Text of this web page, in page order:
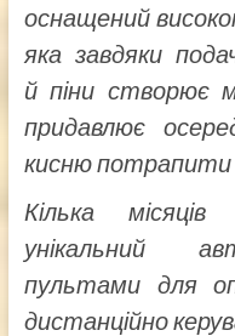
оснащений
яка завдяки
й піни створює
придавлює
кисню потрапити
Кілька
унікальний
пультами для
дистанційно